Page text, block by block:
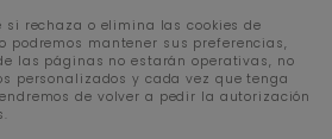
si rechaza o elimina las cookies de
podremos mantener sus preferencias,
las páginas no estarán operativas, no
personalizados y cada vez que tenga
de volver a pedir la autorización